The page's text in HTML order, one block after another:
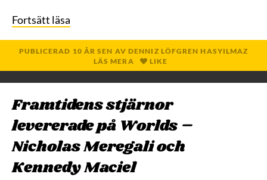
Fortsätt läsa
PUBLICERAD 10 ÅR SEN AV DENNIZ LÖFGREN HASYILMAZ
LÄS MERA
LIKE
Framtidens stjärnor
levererade på Worlds –
Nicholas Meregali och
Kennedy Maciel